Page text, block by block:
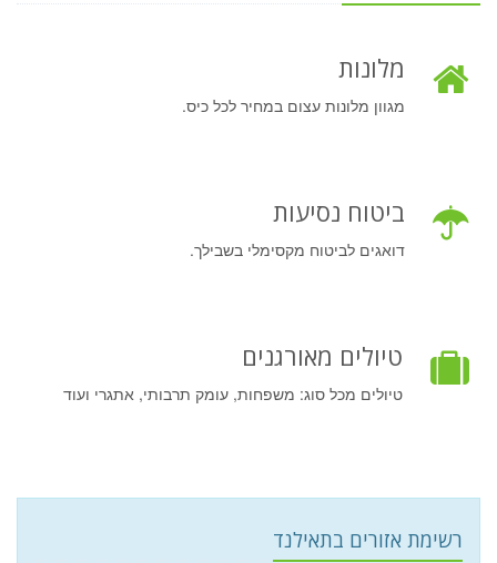
מלונות
מגוון מלונות עצום במחיר לכל כיס.
ביטוח נסיעות
דואגים לביטוח מקסימלי בשבילך.
טיולים מאורגנים
טיולים מכל סוג: משפחות, עומק תרבותי, אתגרי ועוד
רשימת אזורים בתאילנד